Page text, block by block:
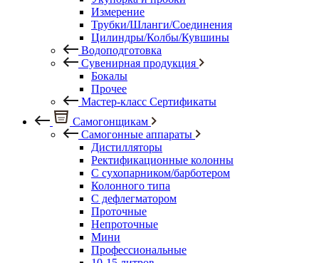
Измерение
Трубки/Шланги/Соединения
Цилиндры/Колбы/Кувшины
Водоподготовка
Сувенирная продукция
Бокалы
Прочее
Мастер-класс Сертификаты
Самогонщикам
Самогонные аппараты
Дистилляторы
Ректификационные колонны
С сухопарником/барботером
Колонного типа
С дефлегматором
Проточные
Непроточные
Мини
Профессиональные